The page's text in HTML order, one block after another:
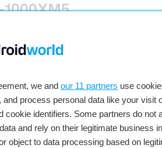
we and our 11 partners use
process personal data like your visit
cookie identifiers. Some partners do not
and rely on their legitimate business
object to data processing based on
1000XM5
ten opzichte van de XM4. Vooral
Sony in twee jaar tijd duidelijk
echt een wannahave is. 320
je toch sneller kwijtraakt of
voorzichtig om te gaan met je
en noise cancellation
dopjes minder snel achter haar,
niet zomaar lanceert.